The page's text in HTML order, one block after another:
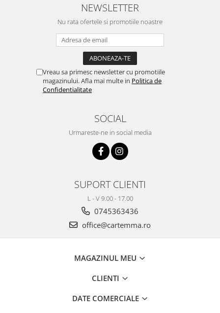
NEWSLETTER
Nu rata ofertele si promotiile noastre
Vreau sa primesc newsletter cu promotiile
magazinului. Afla mai multe in Politica de
Confidentialitate
SOCIAL
Urmareste-ne in social media
SUPORT CLIENTI
L - V 9.00 - 17.00
0745363436
office@cartemma.ro
MAGAZINUL MEU
CLIENTI
DATE COMERCIALE